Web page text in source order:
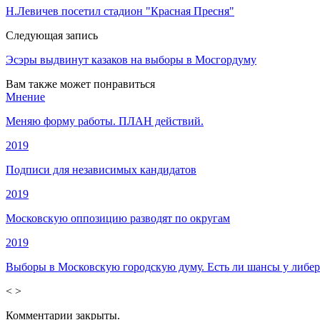
Н.Левичев посетил стадион "Красная Пресня"
Следующая запись
Эсэры выдвинут казаков на выборы в Мосгордуму
Вам также может понравиться
Мнение
Меняю форму работы. ПЛАН действий.
2019
Подписи для независимых кандидатов
2019
Московскую оппозицию разводят по округам
2019
Выборы в Московскую городскую думу. Есть ли шансы у
< >
Комментарии закрыты.